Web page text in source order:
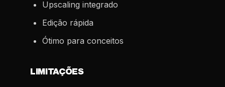
Upscaling integrado
Edição rápida
Ótimo para conceitos
LIMITAÇÕES